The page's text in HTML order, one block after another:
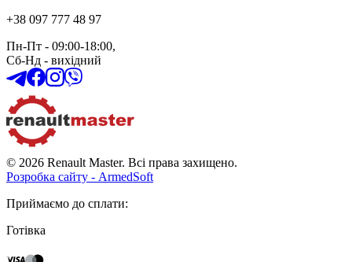
+38 097 777 48 97
Пн-Пт - 09:00-18:00,
Сб-Нд - вихідний
© 2026 Renault Master. Всі права захищено.
Розробка сайту - ArmedSoft
Приймаємо до сплати:
Готівка